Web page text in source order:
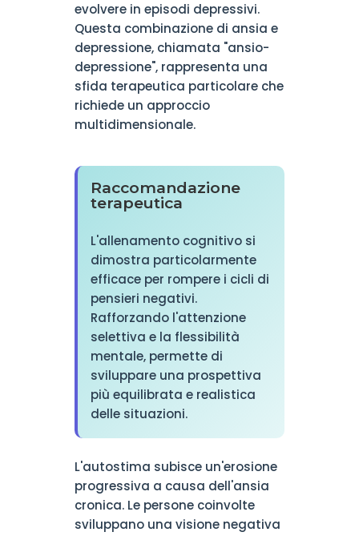
evolvere in episodi depressivi.
Questa combinazione di ansia e
depressione, chiamata "ansio-
depressione", rappresenta una
sfida terapeutica particolare che
richiede un approccio
multidimensionale.
Raccomandazione
terapeutica
L'allenamento cognitivo si
dimostra particolarmente
efficace per rompere i cicli di
pensieri negativi.
Rafforzando l'attenzione
selettiva e la flessibilità
mentale, permette di
sviluppare una prospettiva
più equilibrata e realistica
delle situazioni.
L'autostima subisce un'erosione
progressiva a causa dell'ansia
cronica. Le persone coinvolte
sviluppano una visione negativa